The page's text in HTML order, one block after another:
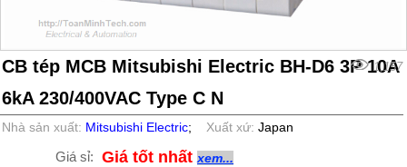
CB tép MCB Mitsubishi Electric BH-D6 3P 10A
6kA 230/400VAC Type C N
1,157
Nhà sản xuất: Mitsubishi Electric; Xuất xứ:Japan
Giá sỉ: Giá tốt nhất xem...